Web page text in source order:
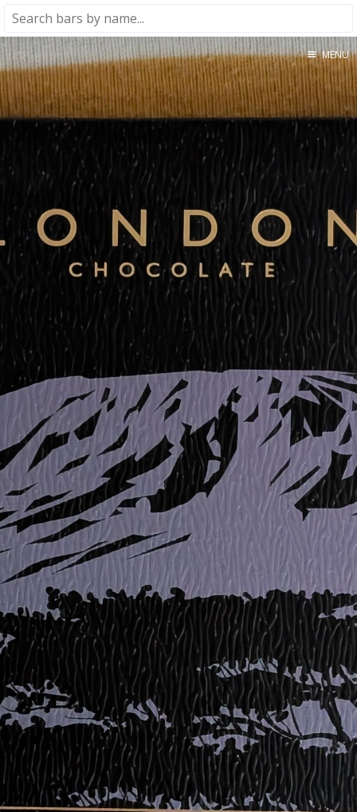
Home
About
★★★★★
★★★★☆
Privacy Policy
MENU